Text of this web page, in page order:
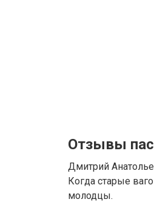
Отзывы
Дмитрий
Когда старые
молодцы.